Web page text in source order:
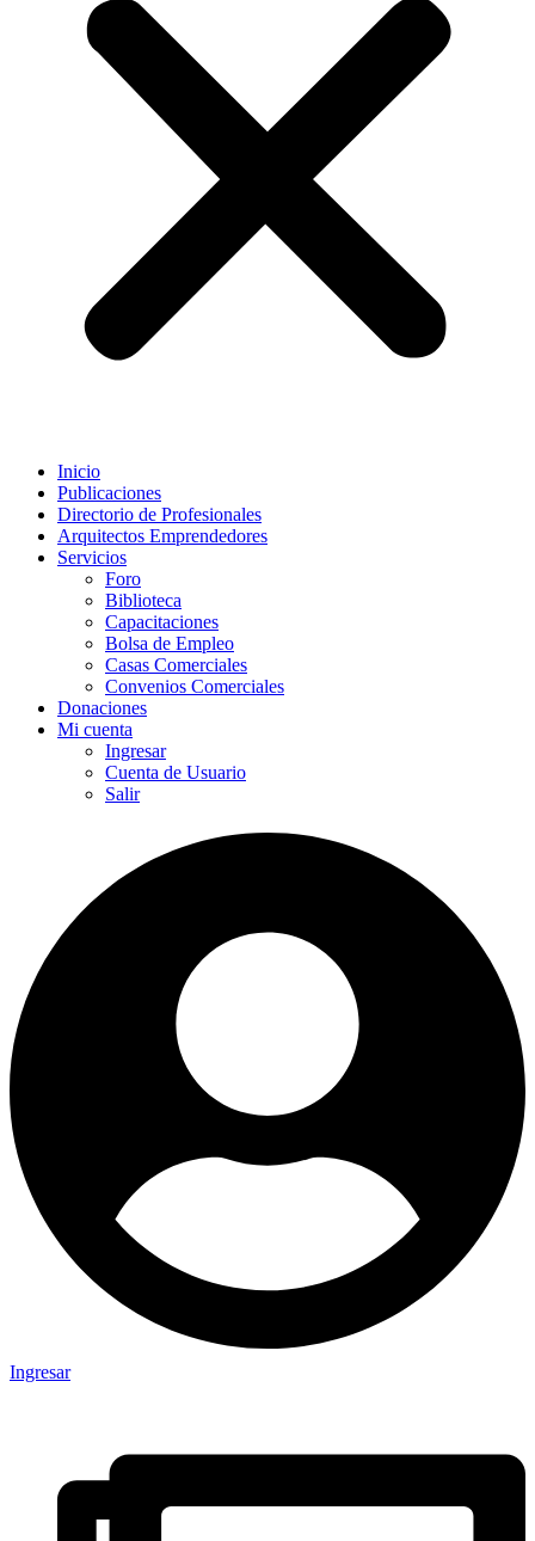
Inicio
Publicaciones
Directorio de Profesionales
Arquitectos Emprendedores
Servicios
Foro
Biblioteca
Capacitaciones
Bolsa de Empleo
Casas Comerciales
Convenios Comerciales
Donaciones
Mi cuenta
Ingresar
Cuenta de Usuario
Salir
Ingresar